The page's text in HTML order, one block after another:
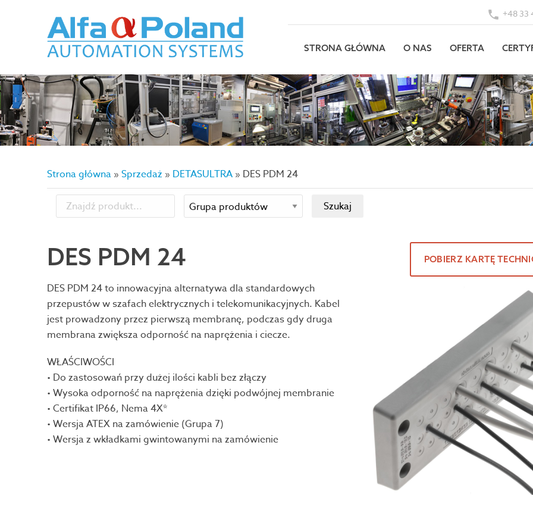
+48 33
STRONA GŁÓWNA O NAS OFERTA
Strona główna » Sprzedaż » DETASULTRA » DES PDM 24
DES PDM 24 POBIERZ KARTĘ
DES PDM 24 to innowacyjna alternatywa dla standardowych
przepustów w szafach elektrycznych i telekomunikacyjnych. Kabel
jest prowadzony przez pierwszą membranę, podczas gdy druga
membrana zwiększa odporność na naprężenia i ciecze.
WŁAŚCIWOŚCI
• Do zastosowań przy dużej ilości kabli bez złączy
• Wysoka odporność na naprężenia dzięki podwójnej membranie
• Certifikat IP66, Nema 4X*
• Wersja ATEX na zamówienie (Grupa 7)
• Wersja z wkładkami gwintowanymi na zamówienie